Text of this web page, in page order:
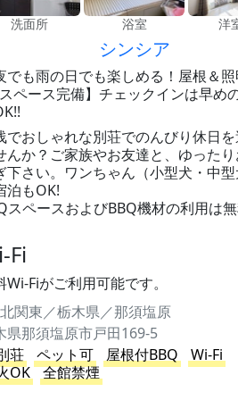
洗面所 浴室 洋
シンシア
でも雨の日でも楽しめる！屋根＆
ペース完備】チェックインは早め
でおしゃれな別荘でのんびり休日を
んか？ご家族やお友達と、ゆった
下さい。ワンちゃん（小型犬・中
泊もOK!
スペースおよびBBQ機材の利用は
Fi
Wi-Fiがご利用可能です。
関東／栃木県／那須塩原
県那須塩原市戸田169-5
荘
ペット可 屋根付BBQ
Wi-Fi
OK
全館禁煙